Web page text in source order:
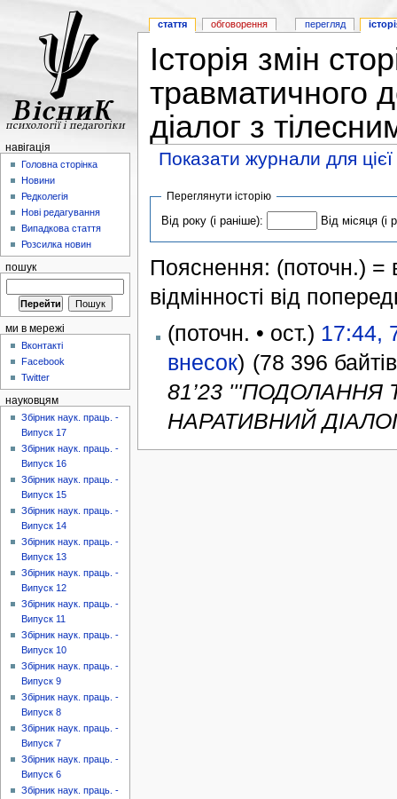
Історія змін
травматичного
діалог з
Показати журнали для цієї
Переглянути історію
Від року (і раніше): Від місяця (і
Пояснення: (поточн.) =
відмінності від
(поточн. • ост.) 17:44,
внесок) (78 396
81’23
НАРАТИВНИЙ
стаття обговорення перегляд
навігація
Головна сторінка
Новини
Редколегія
Нові редагування
Випадкова стаття
Розсилка новин
пошук
ми в мережі
Вконтакті
Facebook
Twitter
науковцям
Збірник наук. праць. -
Випуск 17
Збірник наук. праць. -
Випуск 16
Збірник наук. праць. -
Випуск 15
Збірник наук. праць. -
Випуск 14
Збірник наук. праць. -
Випуск 13
Збірник наук. праць. -
Випуск 12
Збірник наук. праць. -
Випуск 11
Збірник наук. праць. -
Випуск 10
Збірник наук. праць. -
Випуск 9
Збірник наук. праць. -
Випуск 8
Збірник наук. праць. -
Випуск 7
Збірник наук. праць. -
Випуск 6
Збірник наук. праць. -